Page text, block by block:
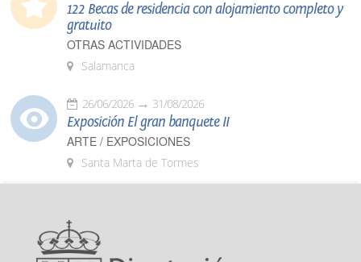
122 Becas de residencia con alojamiento completo y
gratuito
OTRAS ACTIVIDADES
Salamanca
26/06/2026 31/08/2026
Exposición El gran banquete II
ARTE / EXPOSICIONES
Santa Marta de Tormes